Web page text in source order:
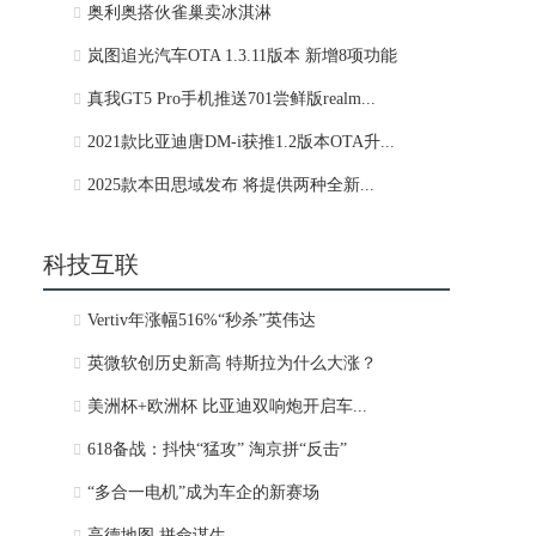
奥利奥搭伙雀巢卖冰淇淋
岚图追光汽车OTA 1.3.11版本 新增8项功能
真我GT5 Pro手机推送701尝鲜版realm...
2021款比亚迪唐DM-i获推1.2版本OTA升...
2025款本田思域发布 将提供两种全新...
科技互联
Vertiv年涨幅516%“秒杀”英伟达
英微软创历史新高 特斯拉为什么大涨？
美洲杯+欧洲杯 比亚迪双响炮开启车...
618备战：抖快“猛攻” 淘京拼“反击”
“多合一电机”成为车企的新赛场